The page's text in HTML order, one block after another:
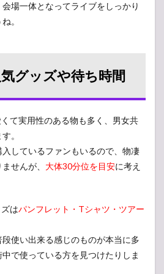
場一体となってライブをしっかり
。
グッズや待ち時間
て実用性のある物も多く、男女共
。
しているファンもいるので、物凄
せんが、 大体30分位を目安に考え
はパンフレット・Tシャツ・ツアー
使い出来る感じのものが本当に多
で使っている方を見つけたりしま